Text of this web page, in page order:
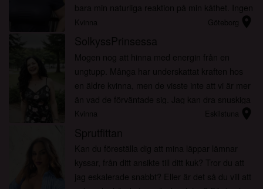
bara min naturliga reaktion på min kåthet. Ingen
kan hindra mig från att vilja bli knullad...Göteborg location_on
Kvinna
SolkyssPrinsessa
Mogen nog att hinna med energin från en
ungtupp. Många har underskattat kraften hos
en äldre kvinna, men de visste inte att vi är mer
än vad de förväntade sig. Jag kan dra snuskiga
skämt och slå upp ett tält i dina byxor. Vi kan
utlösa en ...
Eskilstuna location_on
Kvinna
Sprutfittan
Kan du föreställa dig att mina läppar lämnar
kyssar, från ditt ansikte till ditt kuk? Tror du att
jag eskalerade snabbt? Eller är det så du vill att